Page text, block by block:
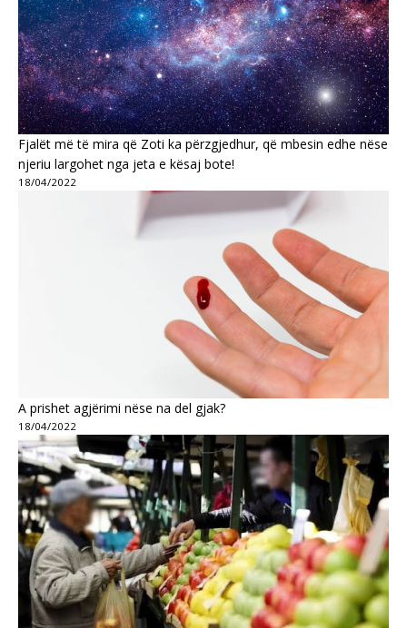
Fjalët më të mira që Zoti ka përzgjedhur, që mbesin edhe nëse
njeriu largohet nga jeta e kësaj bote!
18/04/2022
A prishet agjërimi nëse na del gjak?
18/04/2022